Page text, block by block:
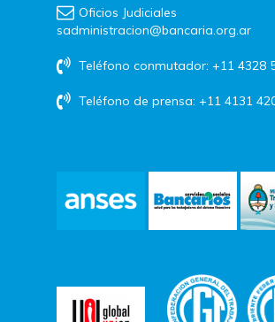
Oficios Judiciales
sadministracion@bancaria.org.ar
Teléfono conmutador: +11 4328
Teléfono de prensa: +11 4131